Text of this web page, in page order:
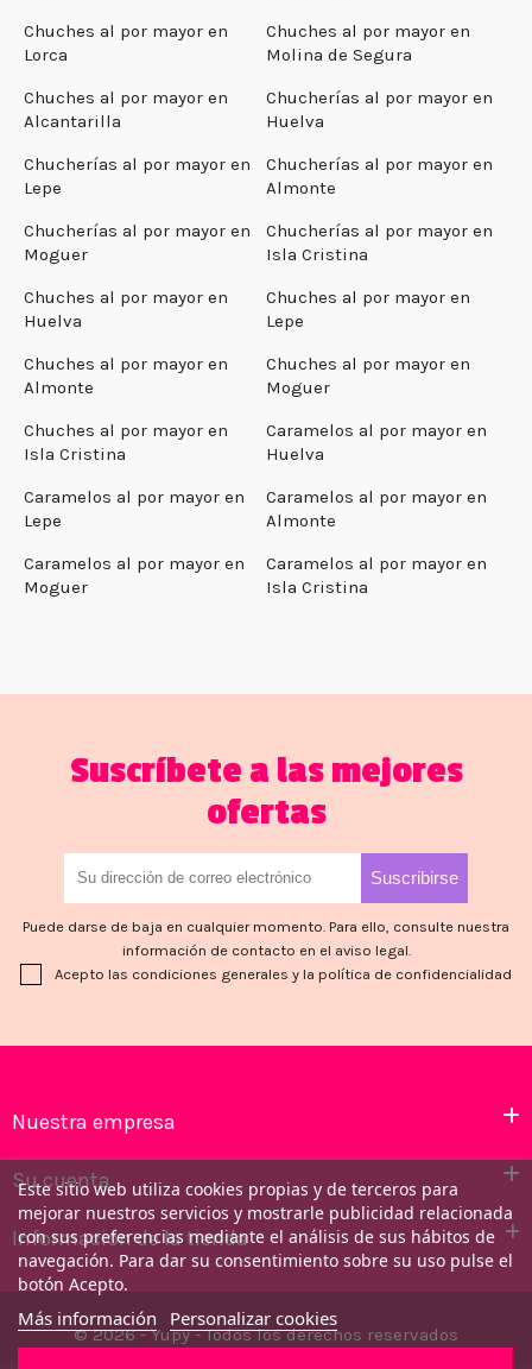
Chuches al por mayor en
Lorca
Chuches al por mayor en
Molina de Segura
Chuches al por mayor en
Alcantarilla
Chucherías al por mayor en
Huelva
Chucherías al por mayor en
Lepe
Chucherías al por mayor en
Almonte
Chucherías al por mayor en
Moguer
Chucherías al por mayor en
Isla Cristina
Chuches al por mayor en
Huelva
Chuches al por mayor en
Lepe
Chuches al por mayor en
Almonte
Chuches al por mayor en
Moguer
Chuches al por mayor en
Isla Cristina
Caramelos al por mayor en
Huelva
Caramelos al por mayor en
Lepe
Caramelos al por mayor en
Almonte
Caramelos al por mayor en
Moguer
Caramelos al por mayor en
Isla Cristina
Suscríbete a las mejores
ofertas
Puede darse de baja en cualquier momento. Para ello, consulte nuestra
información de contacto en el aviso legal.
Acepto las condiciones generales y la política de confidencialidad
Nuestra empresa
Su cuenta
Información de la tienda
Este sitio web utiliza cookies propias y de terceros para
mejorar nuestros servicios y mostrarle publicidad relacionada
con sus preferencias mediante el análisis de sus hábitos de
navegación. Para dar su consentimiento sobre su uso pulse el
botón Acepto.
Más información Personalizar cookies
© 2026 - Yupy - Todos los derechos reservados